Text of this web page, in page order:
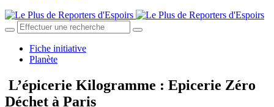
Fiche initiative
Planète
L’épicerie Kilogramme : Epicerie Zéro
Déchet à Paris